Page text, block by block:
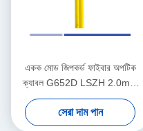
একক মোড জিপকর্ড ফাইবার অপটিক
ক্যাবল G652D LSZH 2.0mm
ইনডোর অ্যাপ্লিকেশনের জন্য
সেরা দাম পান